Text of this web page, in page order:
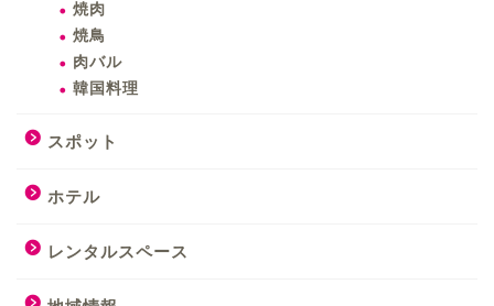
焼肉
焼鳥
肉バル
韓国料理
スポット
ホテル
レンタルスペース